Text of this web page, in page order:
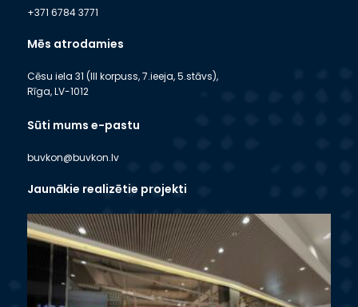
+371 6784 3771
Mēs atrodamies
Cēsu iela 31 (III korpuss, 7.ieeja, 5.stāvs),
Rīga, LV-1012
Sūti mums e-pastu
buvkon@buvkon.lv
Jaunākie realizētie projekti